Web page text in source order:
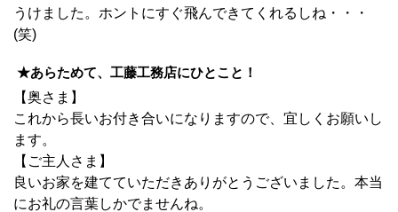
うけました。ホントにすぐ飛んできてくれるしね・・・
(笑)
★あらためて、工藤工務店にひとこと！
【奥さま】
これから長いお付き合いになりますので、宜しくお願いし
ます。
【ご主人さま】
良いお家を建てていただきありがとうございました。本当
にお礼の言葉しかでませんね。